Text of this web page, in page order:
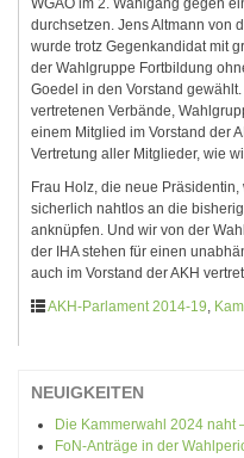
WGAÖ im 2. Wahlgang gegen
durchsetzen. Jens Altmann von
wurde trotz Gegenkandidat mit
der Wahlgruppe Fortbildung
Goedel in den Vorstand
vertretenen Verbände,
einem Mitglied im Vorstand der
Vertretung aller Mitglieder, wie
Frau Holz, die neue
sicherlich nahtlos an die
anknüpfen. Und wir von der
der IHA stehen für einen
auch im Vorstand der AKH
AKH-Parlament 2014-19,
NEUIGKEITEN
Die Kammerwahl 2024 naht
FoN-Anträge in der